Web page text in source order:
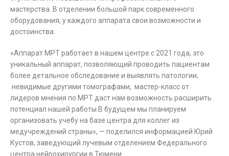
мастерства. В отделении большой парк современного
оборудования, у каждого аппарата свои возможности и
достоинства.
«Аппарат МРТ работает в нашем центре с 2021 года, это
уникальный аппарат, позволяющий проводить пациентам
более детальное обследование и выявлять патологии,
невидимые другими томографами, мастер-класс от
лидеров мнения по МРТ даст нам возможность расширить
потенциал нашей работы.В будущем мы планируем
организовать учебу на базе центра для коллег из
медучреждений страны», — поделился информацией Юрий
Кустов, заведующий лучевым отделением Федерального
центра нейрохирургии в Тюмени.